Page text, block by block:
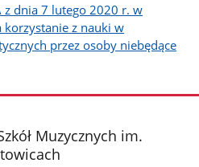
z dnia 7 lutego 2020 r. w
korzystanie z nauki w
przez osoby niebędące
Muzycznych im.